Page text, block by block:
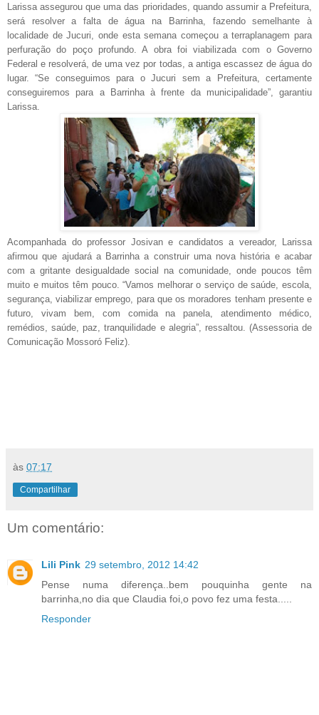
Larissa assegurou que uma das prioridades, quando assumir a Prefeitura,
será resolver a falta de água na Barrinha, fazendo semelhante à
localidade de Jucuri, onde esta semana começou a terraplanagem para
perfuração do poço profundo. A obra foi viabilizada com o Governo
Federal e resolverá, de uma vez por todas, a antiga escassez de água do
lugar. “Se conseguimos para o Jucuri sem a Prefeitura, certamente
conseguiremos para a Barrinha à frente da municipalidade”, garantiu
Larissa.
Acompanhada do professor Josivan e candidatos a vereador, Larissa
afirmou que ajudará a Barrinha a construir uma nova história e acabar
com a gritante desigualdade social na comunidade, onde poucos têm
muito e muitos têm pouco. “Vamos melhorar o serviço de saúde, escola,
segurança, viabilizar emprego, para que os moradores tenham presente e
futuro, vivam bem, com comida na panela, atendimento médico,
remédios, saúde, paz, tranquilidade e alegria”, ressaltou. (Assessoria de
Comunicação Mossoró Feliz).
às 07:17
Compartilhar
Um comentário:
Lili Pink 29 setembro, 2012 14:42
Pense numa diferença..bem pouquinha gente na
barrinha,no dia que Claudia foi,o povo fez uma festa.....
Responder